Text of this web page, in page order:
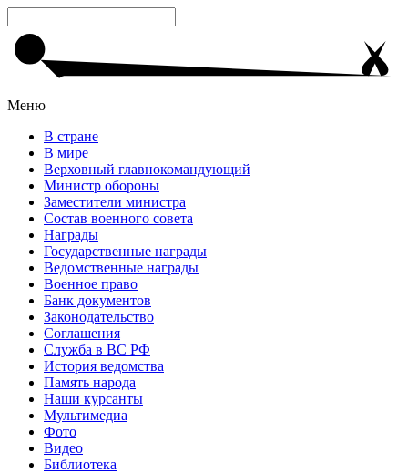
Меню
В стране
В мире
Верховный главнокомандующий
Министр обороны
Заместители министра
Состав военного совета
Награды
Государственные награды
Ведомственные награды
Военное право
Банк документов
Законодательство
Соглашения
Служба в ВС РФ
История ведомства
Память народа
Наши курсанты
Мультимедиа
Фото
Видео
Библиотека